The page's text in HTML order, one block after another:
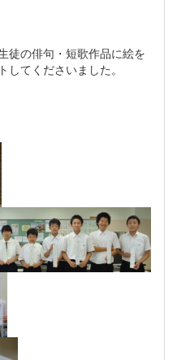
徒の俳句・短歌作品に絵を
てくださいました。